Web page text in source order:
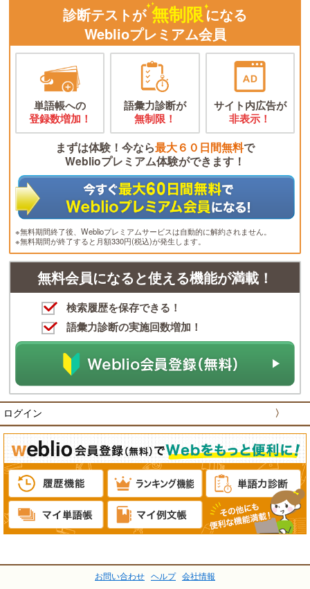
診断テストが 無制限になる
Weblioプレミアム会員
単語帳への
登録数増加！
語彙力診断が
無制限！
サイト内広告が
非表示！
まずは体験！今なら最大６０日間無料で
Weblioプレミアム体験ができます！
※無料期間終了後、Weblioプレミアムサービスは自動的に解約されません。
※無料期間が終了すると月額330円(税込)が発生します。
無料会員になると使える機能が満載！
検索履歴を保存できる！
語彙力診断の実施回数増加！
ログイン 〉
お問い合わせ ヘルプ 会社情報